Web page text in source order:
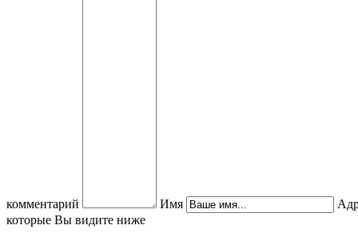
комментарий Имя
которые Вы видите ниже